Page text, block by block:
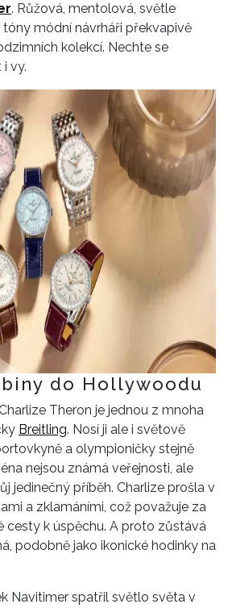
. Růžová, mentolová, světle
módní návrháři překvapivě
kolekcí. Nechte se
vy.
do Hollywoodu
Theron je jednou z mnoha
Breitling. Nosí ji ale i světově
a olympioničky stejně
nejsou známá veřejnosti, ale
jedinečný příběh. Charlize prošla v
a zklamáními, což považuje za
cesty k úspěchu. A proto zůstává
podobně jako ikonické hodinky na
Navitimer spatřil světlo světa v